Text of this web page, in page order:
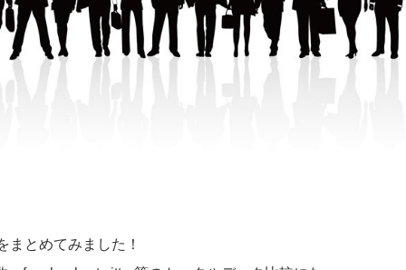
まとめてみました！